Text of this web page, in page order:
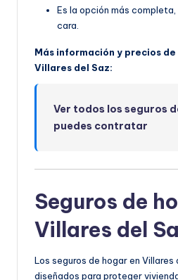
Es la opción más
cara.
Más información y precios
Villares del Saz:
Ver todos los seguros
puedes contratar
Seguros de
Villares del
Los seguros de hogar en Villares
diseñados para proteger